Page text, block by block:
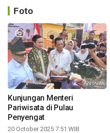
Foto
Kunjungan Menteri
Pariwisata di Pulau
Penyengat
20 October 2025 7:51 WIB